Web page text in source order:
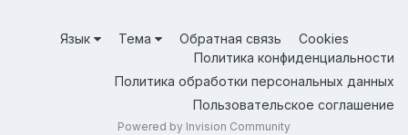
Язык Тема Обратная связь
Cookies
Политика конфиденциальности
Политика обработки персональных данных
Пользовательское соглашение
Powered by Invision Community